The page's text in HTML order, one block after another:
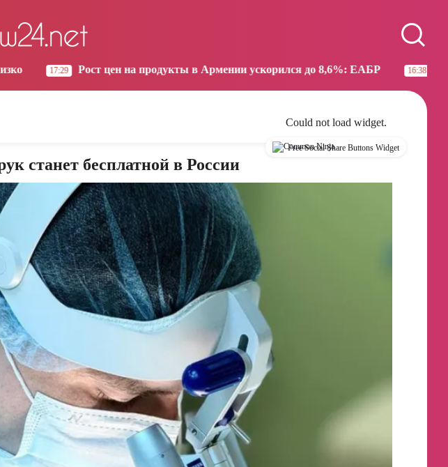
Moscow
08:39
цен на продукты в Армении ускорился до 8,6%: ЕАБР 16:38 Трамп: США больше
Could not load widget.
Free Social Share Buttons Widget
станет бесплатной в России